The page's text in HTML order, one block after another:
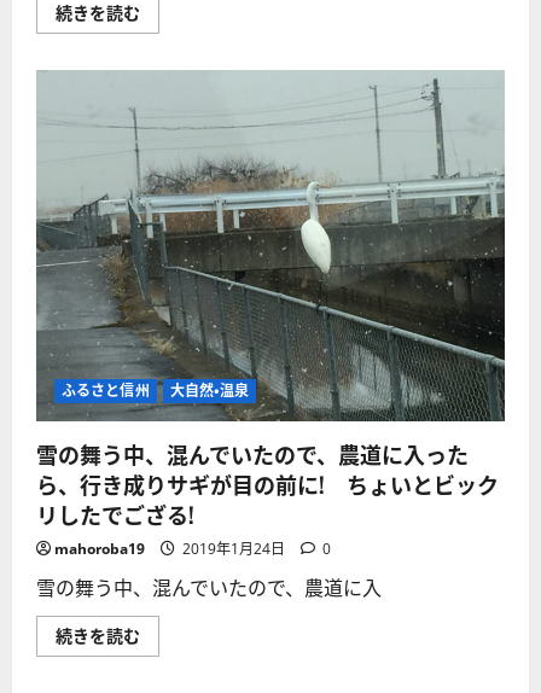
リ
マ
舎
実
家
の
田
ん
ぼ
と
畑
は
ど
う
す
る？
に
つ
い
て
さ
ら
に
読
む
続きを読む
社
跡
巡
り】
異
空
間
「三
所
神
社」
不
思
議
な
神
社
だ
っ
に
つ
い
て
さ
に
む
ふるさと信州 大自然・温泉
雪の舞う中、混んでいたので、農道に入った
ら、行き成りサギが目の前に! ちょいとビック
リしたでござる!
mahoroba19 2019年1月24日 0
雪の舞う中、混んでいたので、農道に入
続きを読む
の